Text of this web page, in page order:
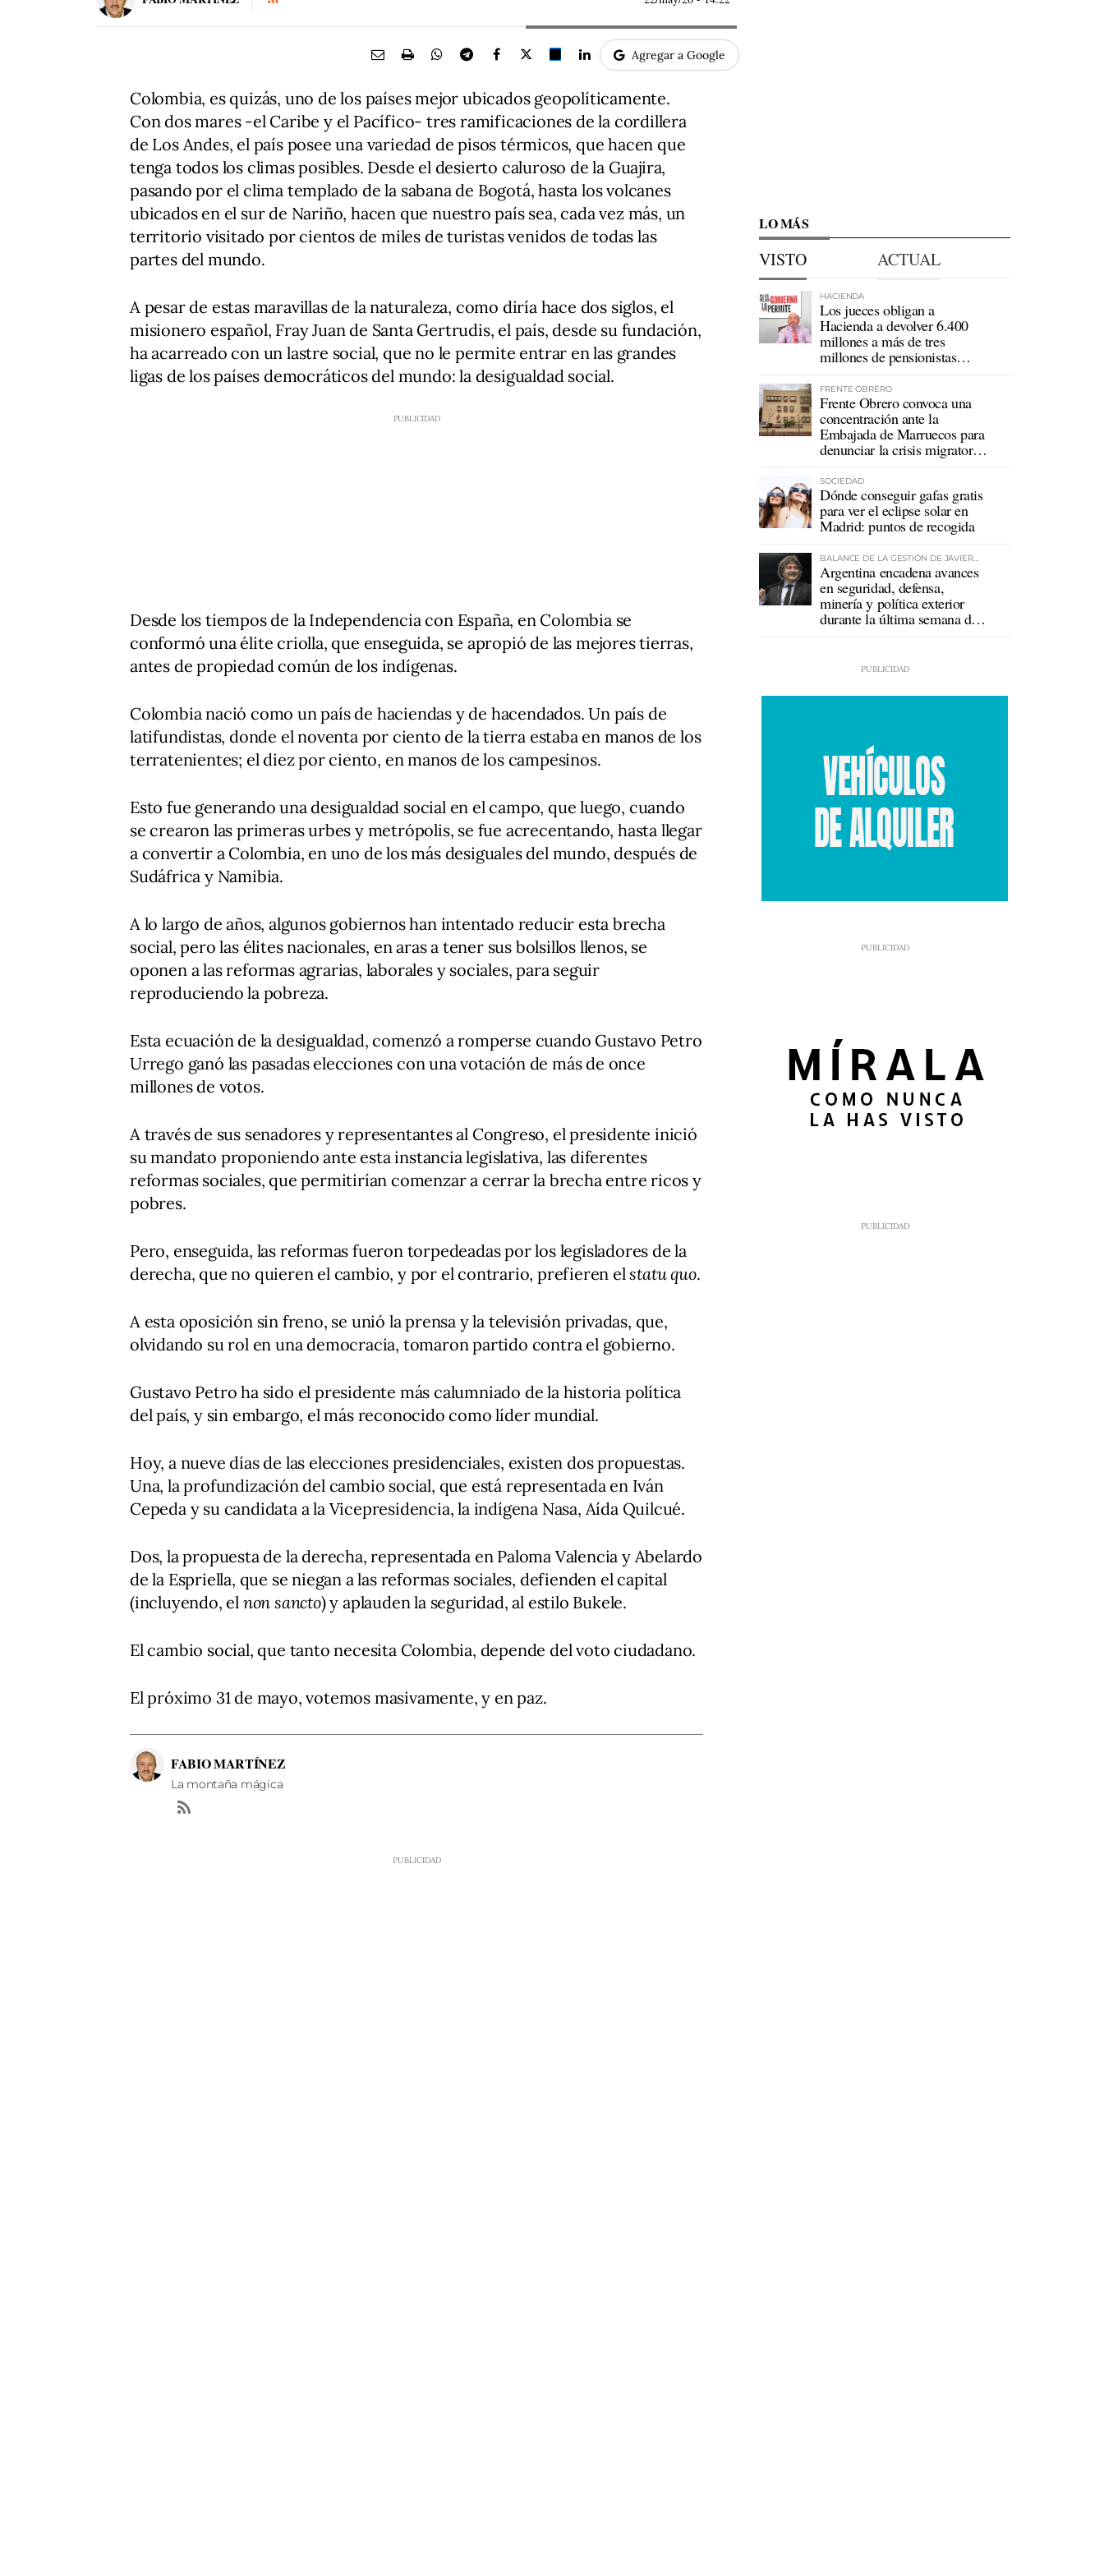
Agregar a Google
Colombia, es quizás, uno de los países mejor ubicados geopolíticamente.
Con dos mares -el Caribe y el Pacífico- tres ramificaciones de la cordillera
de Los Andes, el país posee una variedad de pisos térmicos, que hacen que
tenga todos los climas posibles. Desde el desierto caluroso de la Guajira,
pasando por el clima templado de la sabana de Bogotá, hasta los volcanes
ubicados en el sur de Nariño, hacen que nuestro país sea, cada vez más, un
territorio visitado por cientos de miles de turistas venidos de todas las
partes del mundo.
A pesar de estas maravillas de la naturaleza, como diría hace dos siglos, el
misionero español, Fray Juan de Santa Gertrudis, el país, desde su fundación,
ha acarreado con un lastre social, que no le permite entrar en las grandes
ligas de los países democráticos del mundo: la desigualdad social.
Desde los tiempos de la Independencia con España, en Colombia se
conformó una élite criolla, que enseguida, se apropió de las mejores tierras,
antes de propiedad común de los indígenas.
Colombia nació como un país de haciendas y de hacendados. Un país de
latifundistas, donde el noventa por ciento de la tierra estaba en manos de los
terratenientes; el diez por ciento, en manos de los campesinos.
Esto fue generando una desigualdad social en el campo, que luego, cuando
se crearon las primeras urbes y metrópolis, se fue acrecentando, hasta llegar
a convertir a Colombia, en uno de los más desiguales del mundo, después de
Sudáfrica y Namibia.
A lo largo de años, algunos gobiernos han intentado reducir esta brecha
social, pero las élites nacionales, en aras a tener sus bolsillos llenos, se
oponen a las reformas agrarias, laborales y sociales, para seguir
reproduciendo la pobreza.
Esta ecuación de la desigualdad, comenzó a romperse cuando Gustavo Petro
Urrego ganó las pasadas elecciones con una votación de más de once
millones de votos.
A través de sus senadores y representantes al Congreso, el presidente inició
su mandato proponiendo ante esta instancia legislativa, las diferentes
reformas sociales, que permitirían comenzar a cerrar la brecha entre ricos y
pobres.
Pero, enseguida, las reformas fueron torpedeadas por los legisladores de la
derecha, que no quieren el cambio, y por el contrario, prefieren elstatu quo.
A esta oposición sin freno, se unió la prensa y la televisión privadas, que,
olvidando su rol en una democracia, tomaron partido contra el gobierno.
Gustavo Petro ha sido el presidente más calumniado de la historia política
del país, y sin embargo, el más reconocido como líder mundial.
Hoy, a nueve días de las elecciones presidenciales, existen dos propuestas.
Una, la profundización del cambio social, que está representada en Iván
Cepeda y su candidata a la Vicepresidencia, la indígena Nasa, Aída Quilcué.
Dos, la propuesta de la derecha, representada en Paloma Valencia y Abelardo
de la Espriella, que se niegan a las reformas sociales, defienden el capital
(incluyendo, el non sancto) y aplauden la seguridad, al estilo Bukele.
El cambio social, que tanto necesita Colombia, depende del voto ciudadano.
El próximo 31 de mayo, votemos masivamente, y en paz.
FABIO MARTÍNEZ
La montaña mágica
LO MÁS
VISTO ACTUAL
HACIENDA
Los jueces obligan a
Hacienda a devolver 6.400
millones a más de tres
millones de pensionistas
FRENTE OBRERO
Frente Obrero convoca una
concentración ante la
Embajada de Marruecos para
denunciar la crisis migratoria
SOCIEDAD
Dónde conseguir gafas gratis
para ver el eclipse solar en
Madrid: puntos de recogida
BALANCE DE LA GESTIÓN DE JAVIER
MILEI
Argentina encadena avances
en seguridad, defensa,
minería y política exterior
durante la última semana de